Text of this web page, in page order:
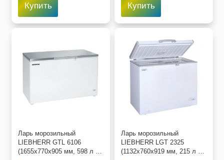
Купить Купить
Ларь морозильный
LIEBHERR GTL 6106
(1655х770х905 мм, 598 л ,
Ларь морозильный
LIEBHERR LGT 2325
(1132х760х919 мм, 215 л ,